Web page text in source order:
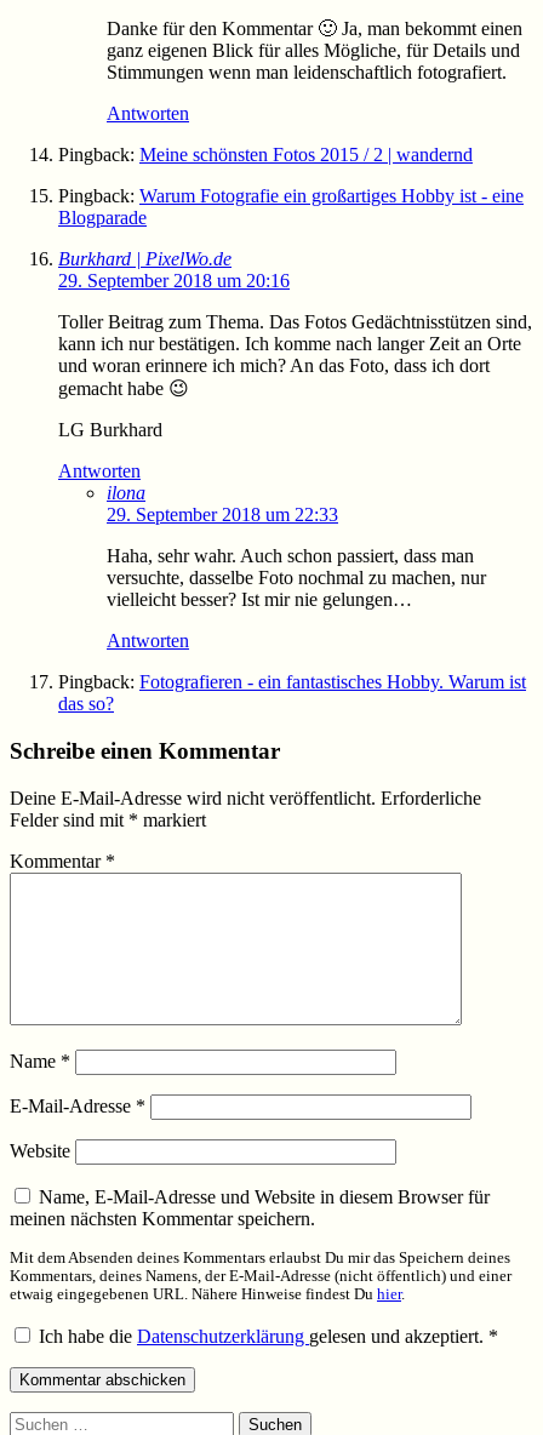
Danke für den Kommentar 🙂 Ja, man bekommt einen
ganz eigenen Blick für alles Mögliche, für Details und
Stimmungen wenn man leidenschaftlich fotografiert.
Antworten
Pingback: Meine schönsten Fotos 2015 / 2 | wandernd
Pingback: Warum Fotografie ein großartiges Hobby ist - eine
Blogparade
Burkhard | PixelWo.de
29. September 2018 um 20:16
Toller Beitrag zum Thema. Das Fotos Gedächtnisstützen sind,
kann ich nur bestätigen. Ich komme nach langer Zeit an Orte
und woran erinnere ich mich? An das Foto, dass ich dort
gemacht habe 😉
LG Burkhard
Antworten
ilona
29. September 2018 um 22:33
Haha, sehr wahr. Auch schon passiert, dass man
versuchte, dasselbe Foto nochmal zu machen, nur
vielleicht besser? Ist mir nie gelungen…
Antworten
Pingback: Fotografieren - ein fantastisches Hobby. Warum ist
das so?
Schreibe einen Kommentar
Deine E-Mail-Adresse wird nicht veröffentlicht. Erforderliche
Felder sind mit * markiert
Kommentar *
Name *
E-Mail-Adresse *
Website
Name, E-Mail-Adresse und Website in diesem Browser für
meinen nächsten Kommentar speichern.
Mit dem Absenden deines Kommentars erlaubst Du mir das Speichern deines
Kommentars, deines Namens, der E-Mail-Adresse (nicht öffentlich) und einer
etwaig eingegebenen URL. Nähere Hinweise findest Du hier.
Ich habe die Datenschutzerklärung gelesen und akzeptiert. *
Suchen